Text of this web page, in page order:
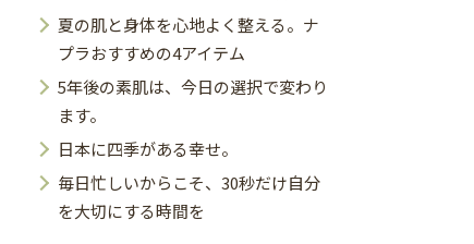
夏の肌と身体を心地よく整える。ナ
プラおすすめの4アイテム
5年後の素肌は、今日の選択で変わり
ます。
日本に四季がある幸せ。
毎日忙しいからこそ、30秒だけ自分
を大切にする時間を